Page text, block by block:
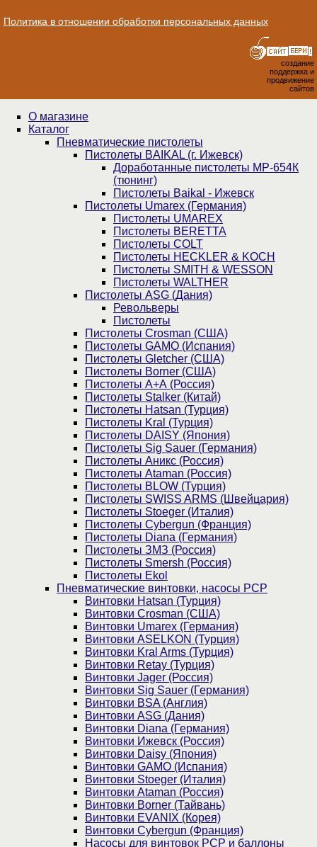
Политика в отношении обработки персональных данных
создание
поддержка и
продвижение
сайтов
О магазине
Каталог
Пнев­ма­ти­чес­кие пистолеты
Пистолеты BAIKAL (г. Ижевск)
Доработанные пистолеты МР-654К
(тюнинг)
Пистолеты Baikal - Ижевск
Пистолеты Umarex (Германия)
Пистолеты UMAREX
Пистолеты BERETTA
Пистолеты COLT
Пистолеты HECKLER & KOCH
Пистолеты SMITH & WESSON
Пистолеты WALTHER
Пистолеты ASG (Дания)
Револьверы
Пистолеты
Пистолеты Crosman (США)
Пистолеты GAMO (Испания)
Пистолеты Gletcher (США)
Пистолеты Borner (США)
Пистолеты А+А (Россия)
Пистолеты Stalker (Китай)
Пистолеты Hatsan (Турция)
Пистолеты Kral (Турция)
Пистолеты DAISY (Япония)
Пистолеты Sig Sauer (Германия)
Пистолеты Аникс (Россия)
Пистолеты Ataman (Россия)
Пистолеты BLOW (Турция)
Пистолеты SWISS ARMS (Швейцария)
Пистолеты Stoeger (Италия)
Пистолеты Cybergun (Франция)
Пистолеты Diana (Германия)
Пистолеты ЗМЗ (Россия)
Пистолеты Smersh (Россия)
Пистолеты Ekol
Пневматические винтовки, насосы PCP
Винтовки Hatsan (Турция)
Винтовки Crosman (США)
Винтовки Umarex (Германия)
Винтовки ASELKON (Турция)
Винтовки Kral Arms (Турция)
Винтовки Retay (Турция)
Винтовки Jager (Россия)
Винтовки Sig Sauer (Германия)
Винтовки BSA (Англия)
Винтовки ASG (Дания)
Винтовки Diana (Германия)
Винтовки Ижевск (Россия)
Винтовки Daisy (Япония)
Винтовки GAMO (Испания)
Винтовки Stoeger (Италия)
Винтовки Ataman (Россия)
Винтовки Borner (Тайвань)
Винтовки EVANIX (Корея)
Винтовки Cybergun (Франция)
Насосы для винтовок PCP и баллоны